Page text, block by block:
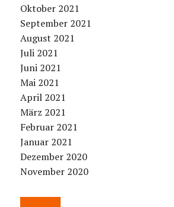
Oktober 2021
September 2021
August 2021
Juli 2021
Juni 2021
Mai 2021
April 2021
März 2021
Februar 2021
Januar 2021
Dezember 2020
November 2020